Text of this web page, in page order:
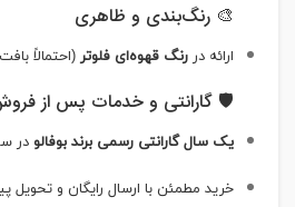
🎨 رنگ‌بندی و ظاهری
ارائه در رنگ قهوه‌ای فلوتر(احتمالاً
🛡️ گارانتی و خدمات پس از
یک سال گارانتی رسمی برند بوفالو در
خرید مطمئن با ارسال رایگان و تحویل پیشتاز در کمتر از ۴۸ ساعت، همراه با ضمانت